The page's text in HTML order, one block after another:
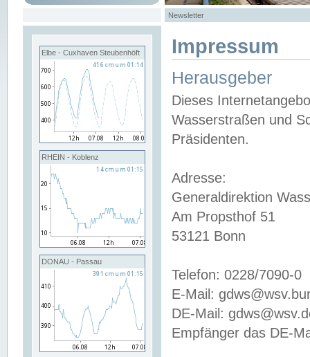
Newsletter
Elbe - Cuxhaven Steubenhöft
RHEIN - Koblenz
DONAU - Passau
Impressum
Herausgeber
Dieses
Wasserstraßen und
Präsidenten.
Adresse:
Generaldirektion
Am Propsthof 51
53121 Bonn
Telefon: 0228/7090-0
E-Mail:
DE-Mail:
Empfänger das DE-